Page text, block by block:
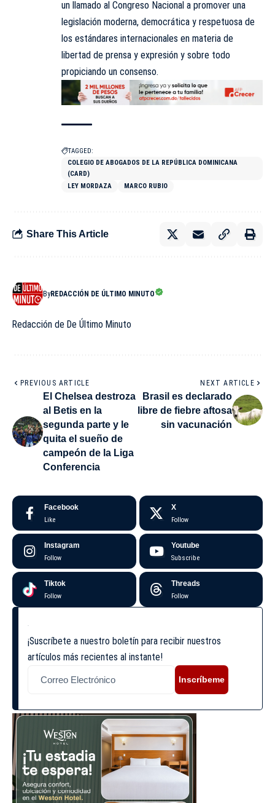
un llamado al Congreso Nacional a promover una
legislación moderna, democrática y respetuosa de
los estándares internacionales en materia de
libertad de prensa y expresión y sobre todo
propiciando un consenso.
TAGGED:
COLEGIO DE ABOGADOS DE LA REPÚBLICA DOMINICANA
(CARD)
LEY MORDAZA
MARCO RUBIO
Share This Article
ByREDACCIÓN DE ÚLTIMO MINUTO
Redacción de De Último Minuto
PREVIOUS ARTICLE
El Chelsea destroza
al Betis en la
segunda parte y le
quita el sueño de
campeón de la Liga
Conferencia
NEXT ARTICLE
Brasil es declarado
libre de fiebre aftosa
sin vacunación
Facebook
Like
X
Follow
Instagram
Follow
Youtube
Subscribe
Tiktok
Follow
Threads
Follow
¡Suscríbete a nuestro boletín para recibir nuestros
artículos más recientes al instante!
Inscríbeme